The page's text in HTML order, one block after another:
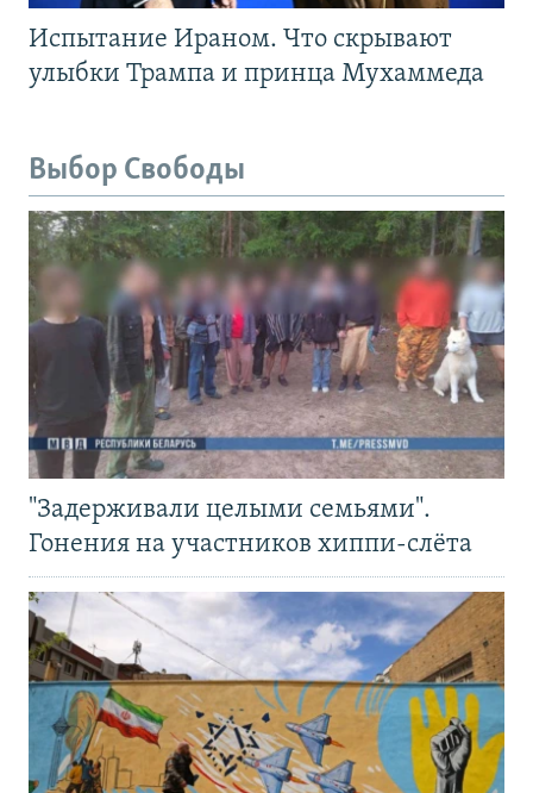
Испытание Ираном. Что скрывают
улыбки Трампа и принца Мухаммеда
Выбор Свободы
"Задерживали целыми семьями".
Гонения на участников хиппи-слёта